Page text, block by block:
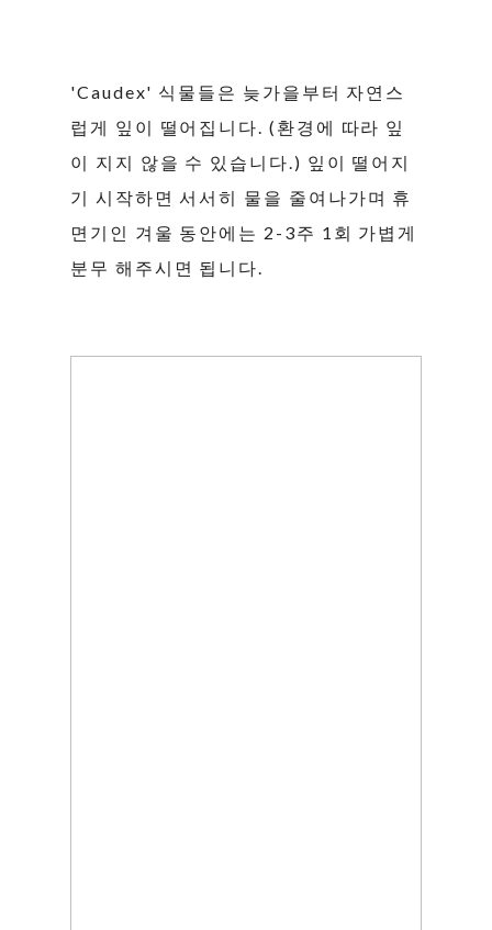
'Caudex' 식물들은 늦가을부터 자연스
럽게 잎이 떨어집니다. (환경에 따라 잎
이 지지 않을 수 있습니다.) 잎이 떨어지
기 시작하면 서서히 물을 줄여나가며 휴
면기인 겨울 동안에는 2-3주 1회 가볍게
분무 해주시면 됩니다.